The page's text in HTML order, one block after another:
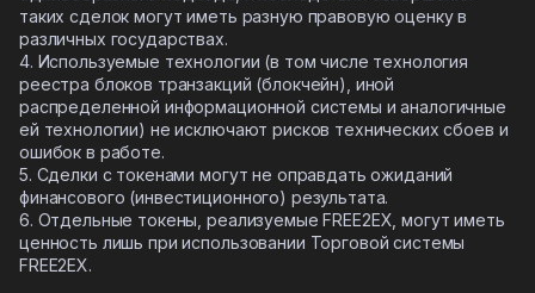
таких сделок могут иметь разную правовую оценку в
различных государствах.
4. Используемые технологии (в том числе технология
реестра блоков транзакций (блокчейн), иной
распределенной информационной системы и аналогичные
ей технологии) не исключают рисков технических сбоев и
ошибок в работе.
5. Сделки с токенами могут не оправдать ожиданий
финансового (инвестиционного) результата.
6. Отдельные токены, реализуемые FREE2EX, могут иметь
ценность лишь при использовании Торговой системы
FREE2EX.